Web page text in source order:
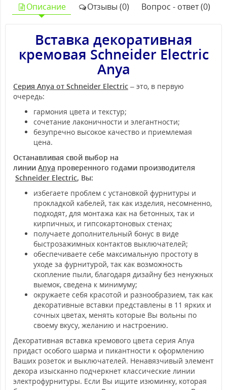
Описание Отзывы (0) Вопрос - ответ (0)
Вставка декоративная
кремовая Schneider Electric
Anya
Серия Anya от Schneider Electric – это, в первую
очередь:
гармония цвета и текстур;
сочетание лаконичности и элегантности;
безупречно высокое качество и приемлемая
цена.
Останавливая свой выбор на
линии Anya проверенного годами производителя
Schneider Electric, Вы:
избегаете проблем с установкой фурнитуры и
прокладкой кабелей, так как изделия, несомненно,
подходят, для монтажа как на бетонных, так и
кирпичных, и гипсокартоновых стенах;
получаете дополнительный бонус в виде
быстрозажимных контактов выключателей;
обеспечиваете себе максимальную простоту в
уходе за фурнитурой, так как возможность
скопление пыли, благодаря дизайну без ненужных
выемок, сведена к минимуму;
окружаете себя красотой и разнообразием, так как
декоративные вставки представлены в 11 ярких и
сочных цветах, менять которые Вы вольны по
своему вкусу, желанию и настроению.
Декоративная вставка кремового цвета серия Anya
придаст особого шарма и пикантности к оформлению
Ваших розеток и выключателей. Ненавязчивый элемент
декора изысканно подчеркнет классические линии
электрофурнитуры. Если Вы ищите изюминку, которая